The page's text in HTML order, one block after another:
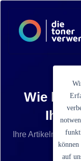
Wie
Ihrer
Ihre
auf